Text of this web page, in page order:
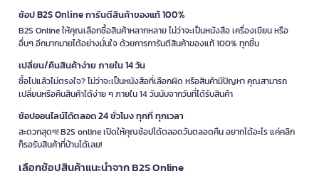
ช้อป B2S Online การันตีสินค้าของแท้ 100%
B2S Online ให้คุณเลือกซื้อสินค้าหลากหลาย ไม่ว่าจะเป็นหนังสือ เครื่องเขียน หรือ
อื่นๆ อีกมากมายได้อย่างมั่นใจ ด้วยการการันตีสินค้าของแท้ 100% ทุกชิ้น
เปลี่ยน/คืนสินค้าง่าย ภายใน 14 วัน
ซื้อไปแล้วไม่ตรงใจ? ไม่ว่าจะเป็นหนังสือที่เลือกผิด หรือสินค้ามีปัญหา คุณสามารถ
เปลี่ยนหรือคืนสินค้าได้ง่าย ๆ ภายใน 14 วันนับจากวันที่ได้รับสินค้า
ช้อปออนไลน์ได้ตลอด 24 ชั่วโมง ทุกที่ ทุกเวลา
สะดวกสุดๆ! B2S online เปิดให้คุณช้อปได้ตลอดวันตลอดคืน อยากได้อะไร แค่คลิก
ก็รอรับสินค้าที่บ้านได้เลย!
เลือกช้อปสินค้าแนะนำจาก B2S Online